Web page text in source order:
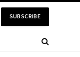
SUBSCRIBE